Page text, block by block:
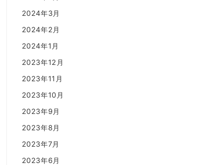
2024年3月
2024年2月
2024年1月
2023年12月
2023年11月
2023年10月
2023年9月
2023年8月
2023年7月
2023年6月